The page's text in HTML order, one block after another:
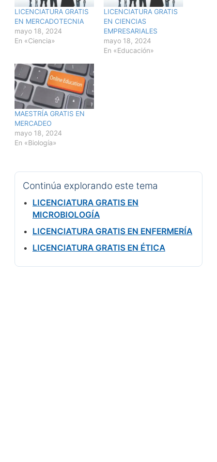
LICENCIATURA GRATIS
EN MERCADOTECNIA
mayo 18, 2024
En «Ciencia»
LICENCIATURA GRATIS
EN CIENCIAS
EMPRESARIALES
mayo 18, 2024
En «Educación»
MAESTRÍA GRATIS EN
MERCADEO
mayo 18, 2024
En «Biología»
Continúa explorando este tema
LICENCIATURA GRATIS EN
MICROBIOLOGÍA
LICENCIATURA GRATIS EN ENFERMERÍA
LICENCIATURA GRATIS EN ÉTICA